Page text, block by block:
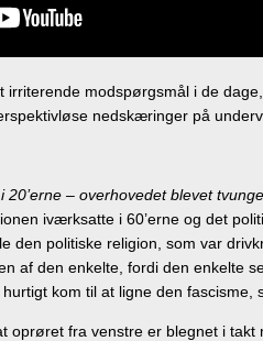
irriterende modspørgsmål i de
nedskæringer på
– overhovedet blevet
iværksatte i 60’erne og det
den politiske religion, som var
af den enkelte, fordi den enkelte
kom til at ligne den
oprøret fra venstre er blegnet i